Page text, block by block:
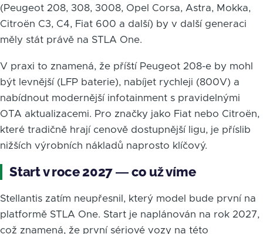
(Peugeot 208, 308, 3008, Opel Corsa, Astra, Mokka,
Citroën C3, C4, Fiat 600 a další) by v další generaci
měly stát právě na STLA One.
V praxi to znamená, že příští Peugeot 208-e by mohl
být levnější (LFP baterie), nabíjet rychleji (800V) a
nabídnout modernější infotainment s pravidelnými
OTA aktualizacemi. Pro značky jako Fiat nebo Citroën,
které tradičně hrají cenově dostupnější ligu, je příslib
nižších výrobních nákladů naprosto klíčový.
Start v roce 2027 — co už víme
Stellantis zatím neupřesnil, který model bude první na
platformě STLA One. Start je naplánován na rok 2027,
což znamená, že první sériové vozy na této